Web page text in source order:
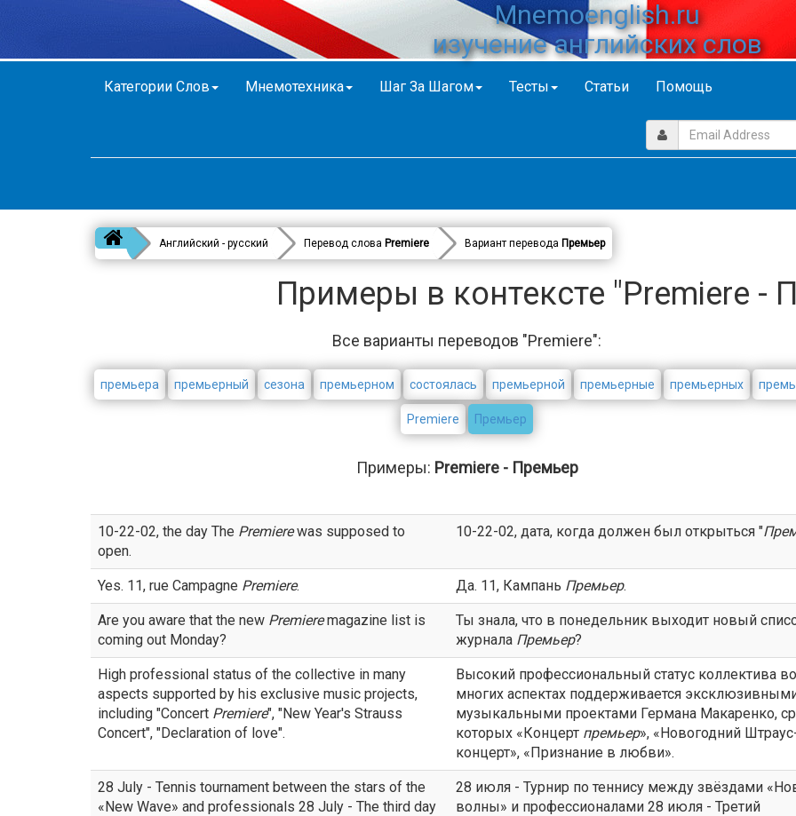
Mnemoenglish.ru
изучение английских слов
Категории Слов Мнемотехника Шаг За Шагом Тесты Статьи Помощь
Английский - русский Перевод слова Premiere Вариант перевода Премьер
Примеры в контексте "Premiere -
Все варианты переводов "Premiere":
премьера премьерный сезона премьерном состоялась премьерной премьерные премьерных
Premiere Премьер
Примеры: Premiere - Премьер
10-22-02, the day The Premierewas supposed to
open.
10-22-02, дата, когда должен был открыться "
Yes. 11, rue Campagne Premiere. Да. 11, Кампань Премьер.
Are you aware that the new Premieremagazine list is
coming out Monday?
Ты знала, что в понедельник выходит новый
журнала Премьер?
High professional status of the collective in many
aspects supported by his exclusive music projects,
including "Concert Premiere", "New Year's Strauss
Concert", "Declaration of love".
Высокий профессиональный статус коллектива во
многих аспектах поддерживается
музыкальными проектами Германа Макаренко,
которых «Концерт премьер», «Новогодний
концерт», «Признание в любви».
28 July - Tennis tournament between the stars of the
«New Wave» and professionals 28 July - The third day
28 июля - Турнир по теннису между звёздами
волны» и профессионалами 28 июля - Третий